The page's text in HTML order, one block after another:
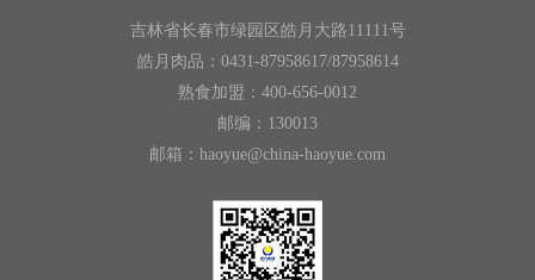
吉林省长春市绿园区皓月大路11111号
皓月肉品：0431-87958617/87958614
熟食加盟：400-656-0012
邮编：130013
邮箱：haoyue@china-haoyue.com